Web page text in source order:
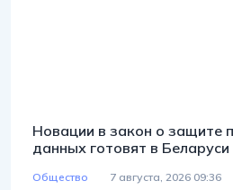
Новации в закон о защите
данных готовят в Беларуси
Общество 7 августа, 2026 09:36